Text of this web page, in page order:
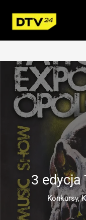
treści
3 edycja
Konkursy,